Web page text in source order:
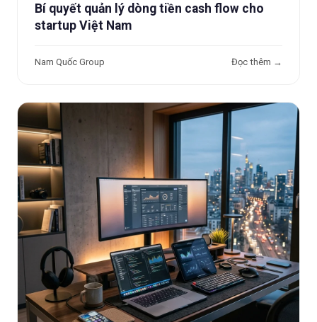
Bí quyết quản lý dòng tiền cash flow cho
startup Việt Nam
Nam Quốc Group Đọc thêm →